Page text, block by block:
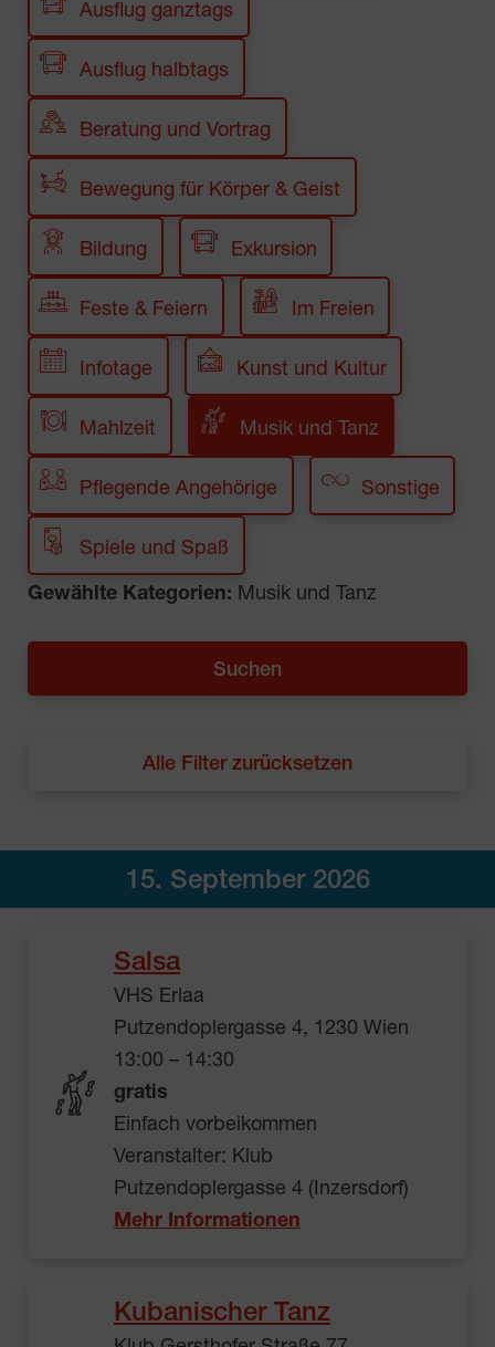
Ausflug ganztags
Ausflug halbtags
Beratung und Vortrag
Bewegung für Körper & Geist
Bildung Exkursion
Feste & Feiern Im Freien
Infotage Kunst und Kultur
Mahlzeit Musik und Tanz
Pflegende Angehörige Sonstige
Spiele und Spaß
Gewählte Kategorien: Musik und Tanz
Alle Filter zurücksetzen
15. September 2026
Salsa
VHS Erlaa
Putzendoplergasse 4, 1230 Wien
13:00 – 14:30
gratis
Einfach vorbeikommen
Veranstalter: Klub
Putzendoplergasse 4 (Inzersdorf)
Mehr Informationen
Kubanischer Tanz